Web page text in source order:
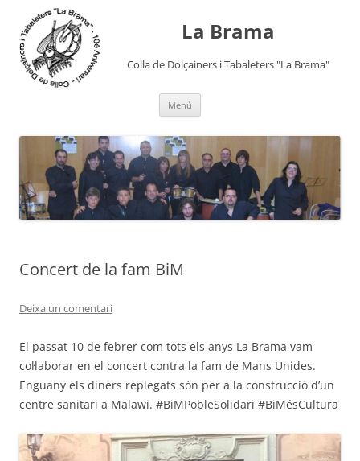
contingut La Brama
Colla de Dolçainers i Tabaleters "La Brama"
Menú
Concert de la fam BiM
Deixa un comentari
El passat 10 de febrer com tots els anys La Brama vam
col·laborar en el concert contra la fam de Mans Unides.
Enguany els diners replegats són per a la construcció d’un
centre sanitari a Malawi. #BiMPobleSolidari #BiMésCultura